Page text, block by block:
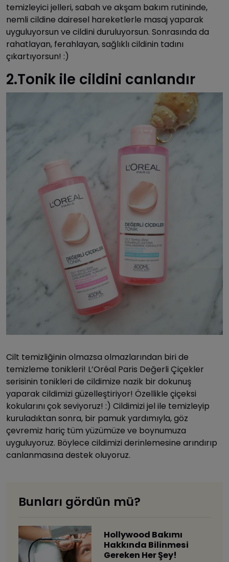
temizleyici jelleri, sabah ve akşam bakım rutininde,
nemli cildine dairesel hareketlerle masaj yaparak
uyguluyorsun ve cildini duruluyorsun. Sonrasında da
rahatlayan, ferahlayan, sağlıklı cildinin tadını
çıkartıyorsun! :)
2.Tonik ile cildini canlandır
Cilt temizliğinin olmazsa olmazlarından biri de
temizleme tonikleri! L’Oréal Paris Değerli Çiçekler
serisinin tonikleri de cildimize nazik bir dokunuş
yaparak cildimizi güzelleştiriyor! Özellikle çiçeksi
kokularını çok seviyoruz! :) Cildimizi jel ile temizleyip
kuruladıktan sonra, bir pamuk yardımıyla, göz
çevremiz hariç tüm yüzümüze ve boynumuza
uyguluyoruz. Böylece cildimizi derinlemesine arındırıp
canlanmasına destek oluyoruz.
Bunları gördün mü?
Hollywood Bakımı
Hakkında Bilinmesi
Gereken Her Şey!